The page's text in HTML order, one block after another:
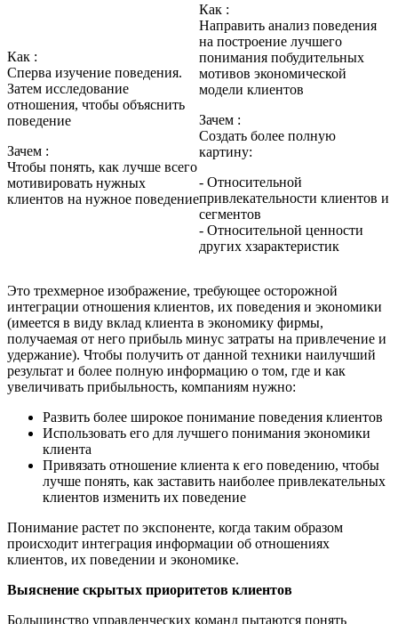
Как :
Сперва изучение поведения.
Затем исследование
отношения, чтобы объяснить
поведение
Зачем :
Чтобы понять, как лучше всего
мотивировать нужных
клиентов на нужное поведение
Как :
Направить анализ поведения
на построение лучшего
понимания побудительных
мотивов экономической
модели клиентов
Зачем :
Создать более полную
картину:
- Относительной
привлекательности клиентов и
сегментов
- Относительной ценности
других хзарактеристик
Это трехмерное изображение, требующее осторожной
интеграции отношения клиентов, их поведения и экономики
(имеется в виду вклад клиента в экономику фирмы,
получаемая от него прибыль минус затраты на привлечение и
удержание). Чтобы получить от данной техники наилучший
результат и более полную информацию о том, где и как
увеличивать прибыльность, компаниям нужно:
Развить более широкое понимание поведения клиентов
Использовать его для лучшего понимания экономики
клиента
Привязать отношение клиента к его поведению, чтобы
лучше понять, как заставить наиболее привлекательных
клиентов изменить их поведение
Понимание растет по экспоненте, когда таким образом
происходит интеграция информации об отношениях
клиентов, их поведении и экономике.
Выяснение скрытых приоритетов клиентов
Большинство управленческих команд пытаются понять